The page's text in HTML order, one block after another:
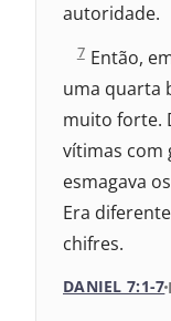
:
autoridade.
D
n
e
l
:
7 Então,
uma quarta
muito forte.
vítimas com
esmagava
Era
chifres.
DANIEL 7:1-7